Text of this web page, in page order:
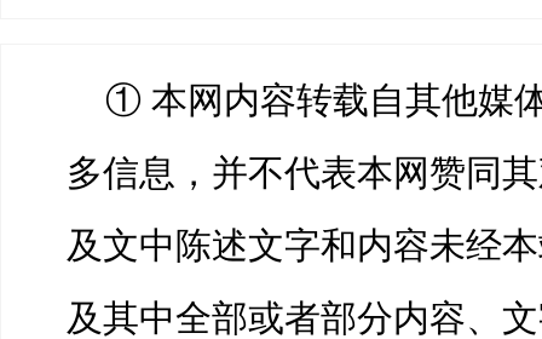
① 本网内容转载自其他媒
多信息，并不代表本网赞同
及文中陈述文字和内容未经
及其中全部或者部分内容、